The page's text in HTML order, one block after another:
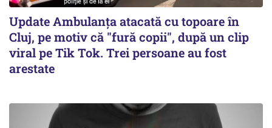
Update Ambulanța atacată cu topoare în
Cluj, pe motiv că "fură copii", după un clip
viral pe Tik Tok. Trei persoane au fost
arestate